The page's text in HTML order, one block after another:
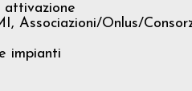
attivazione
Associazioni/Onlus/
impianti